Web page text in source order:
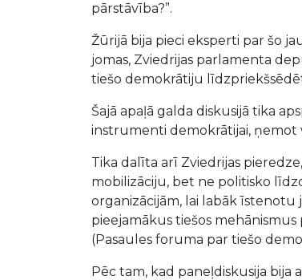
pārstāvība?”.
Žūrijā bija pieci eksperti par šo
jomas, Zviedrijas parlamenta
tiešo demokrātiju
Šajā apaļā galda diskusijā tika
instrumenti demokrātijai, ņemot
Tika dalīta arī Zviedrijas
mobilizāciju, bet ne politisko
organizācijām, lai labāk
pieejamākus tiešos
(Pasaules foruma par tiešo
Pēc tam, kad paneļdiskusija